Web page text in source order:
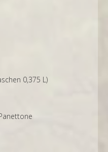
0,375 L)